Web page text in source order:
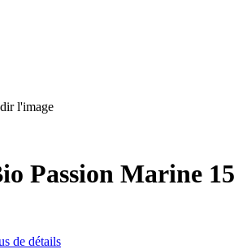
l'image
Passion Marine
de détails